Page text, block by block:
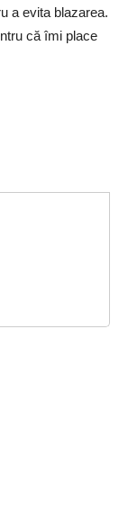
a evita blazarea.
că îmi place